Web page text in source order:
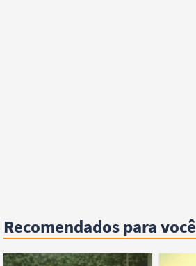
Recomendados para você